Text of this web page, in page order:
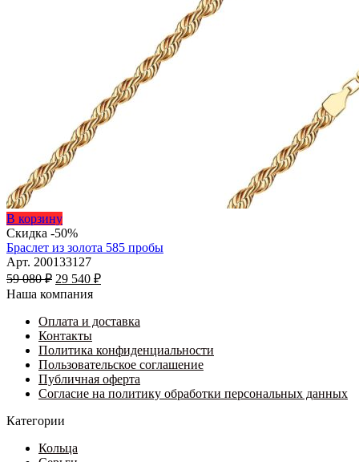
В корзинуЭтот
товар
имеет
несколько
вариаций.
Опции
выбрать
на
странице
товара.
Скидка -50%
Браслет из золота 585 пробы
Арт. 200133127
59 080₽ Первоначальная
цена
59
080 ₽.
29 540 ₽Текущая
540 ₽.
Наша компания
Оплата и доставка
Контакты
Политика конфиденциальности
Пользовательское соглашение
Публичная оферта
Согласие на политику обработки персональных данных
Категории
Кольца